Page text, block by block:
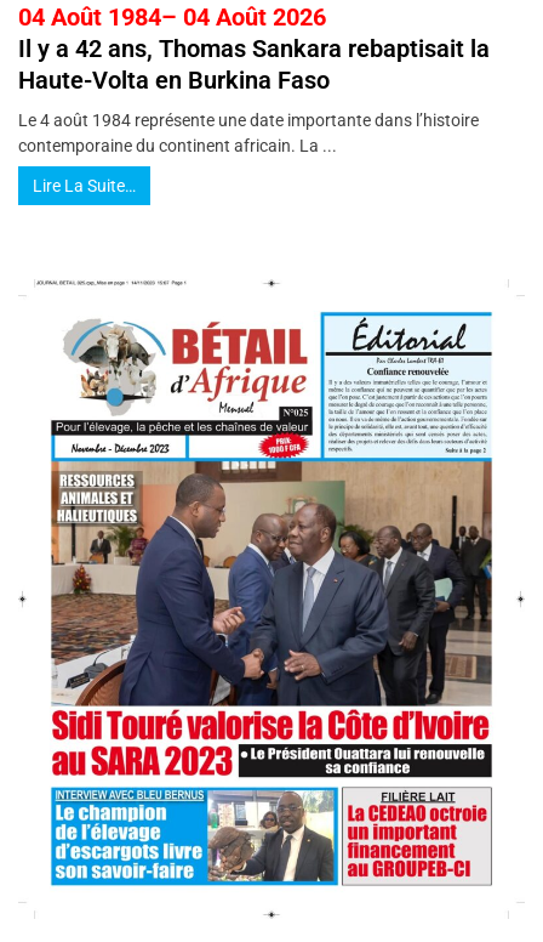
04 Août 1984– 04 Août 2026
Il y a 42 ans, Thomas Sankara rebaptisait la
Haute-Volta en Burkina Faso
Le 4 août 1984 représente une date importante dans l’histoire
contemporaine du continent africain. La ...
Lire La Suite…